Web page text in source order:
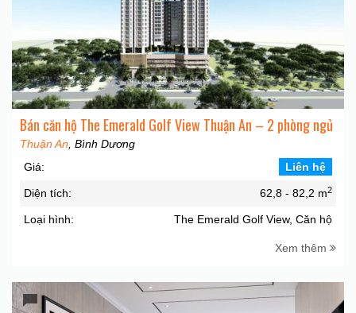
Bán căn hộ The Emerald Golf View Thuận An – 2 phòng ngủ
Thuận An , Bình Dương
Giá:
Liên hệ
Diện tích: 62,8 - 82,2 m2
Loại hình: The Emerald Golf View, Căn hộ
Xem thêm